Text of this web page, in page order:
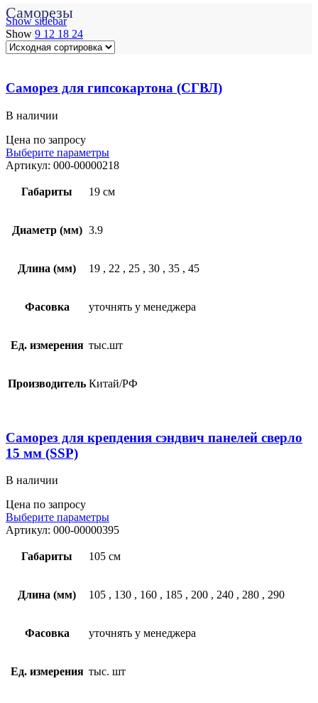
Саморезы
Show sidebar
Show 9 12 18 24
Саморез для гипсокартона (СГВЛ)
В наличии
Цена по запросу
Выберите параметры
Артикул: 000-00000218
Габариты 19 см
Диаметр (мм) 3.9
Длина (мм) 19 , 22 , 25 , 30 , 35 , 45
Фасовка уточнять у менеджера
Ед. измерения тыс.шт
Производитель Китай/РФ
Саморез для крепдения сэндвич панелей сверло
15 мм (SSP)
В наличии
Цена по запросу
Выберите параметры
Артикул: 000-00000395
Габариты 105 см
Длина (мм) 105 , 130 , 160 , 185 , 200 , 240 , 280 , 290
Фасовка уточнять у менеджера
Ед. измерения тыс. шт